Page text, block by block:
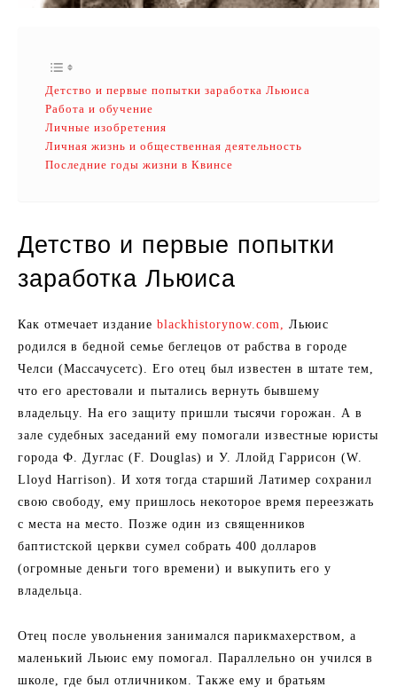
Детство и первые попытки заработка Льюиса
Работа и обучение
Личные изобретения
Личная жизнь и общественная деятельность
Последние годы жизни в Квинсе
Детство и первые попытки
заработка Льюиса
Как отмечает издание blackhistorynow.com, Льюис
родился в бедной семье беглецов от рабства в городе
Челси (Массачусетс). Его отец был известен в штате тем,
что его арестовали и пытались вернуть бывшему
владельцу. На его защиту пришли тысячи горожан. А в
зале судебных заседаний ему помогали известные юристы
города Ф. Дуглас (F. Douglas) и У. Ллойд Гаррисон (W.
Lloyd Harrison). И хотя тогда старший Латимер сохранил
свою свободу, ему пришлось некоторое время переезжать
с места на место. Позже один из священников
баптистской церкви сумел собрать 400 долларов
(огромные деньги того времени) и выкупить его у
владельца.
Отец после увольнения занимался парикмахерством, а
маленький Льюис ему помогал. Параллельно он учился в
школе, где был отличником. Также ему и братьям